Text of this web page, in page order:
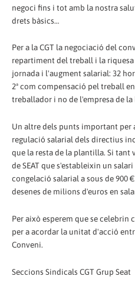
negoci fins i tot amb la nostra
drets bàsics…
Per a la CGT la negociació del
repartiment del treball i la
jornada i l'augment salarial: 32
2ª com compensació pel treball
treballador i no de l'empresa de la
Un altre dels punts important per
regulació salarial dels directius
que la resta de la plantilla. Si tant
de SEAT que s'estableixin un
congelació salarial a sous de 900
desenes de milions d'euros en
Per això esperem que se celebrin
per a acordar la unitat d'acció
Conveni.
Seccions Sindicals CGT Grup Seat